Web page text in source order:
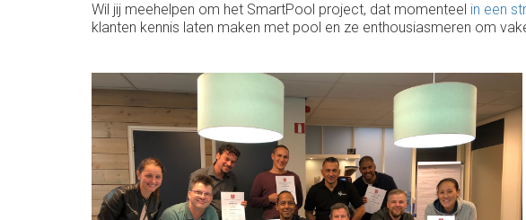
Wil jij meehelpen om het SmartPool project, dat momenteel in een
klanten kennis laten maken met pool en ze enthousiasmeren om